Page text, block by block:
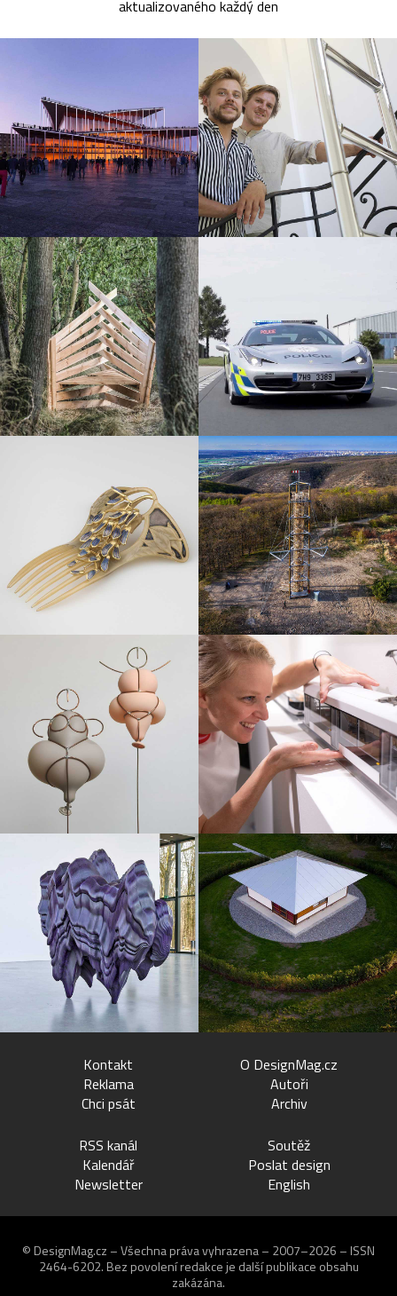
aktualizovaného každý den
Kontakt
Reklama
Chci psát
O DesignMag.cz
Autoři
Archiv
RSS kanál
Kalendář
Newsletter
Soutěž
Poslat design
English
© DesignMag.cz – Všechna práva vyhrazena – 2007–2026 – ISSN
2464-6202. Bez povolení redakce je další publikace obsahu
zakázána.